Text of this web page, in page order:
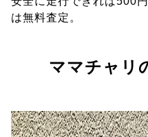
は無料査定。
ママチャリ